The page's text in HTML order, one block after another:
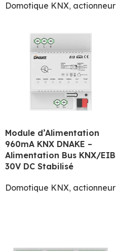
Domotique KNX, actionneur
Module d’Alimentation
960mA KNX DNAKE –
Alimentation Bus KNX/EIB
30V DC Stabilisé
Domotique KNX, actionneur